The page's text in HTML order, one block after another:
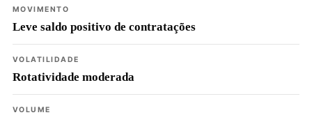
MOVIMENTO
Leve saldo positivo de contratações
VOLATILIDADE
Rotatividade moderada
VOLUME